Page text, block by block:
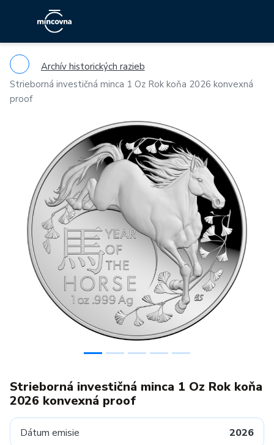
Archív historických razieb
Strieborná investičná minca 1 Oz Rok koňa 2026 konvexná
proof
Previous
Strieborná investičná minca 1 Oz Rok koňa
2026 konvexná proof
Dátum emisie 2026